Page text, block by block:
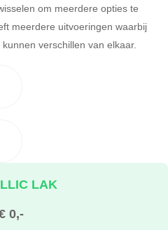
om meerdere opties te
meerdere uitvoeringen waarbij
verschillen van elkaar.
0,-
LAK